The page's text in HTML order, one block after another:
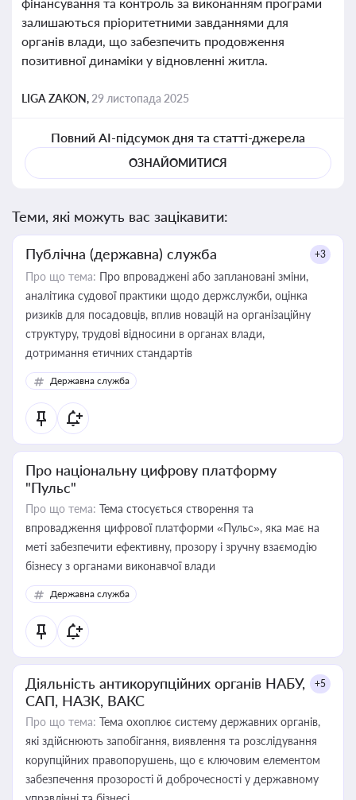
залишаються пріоритетними завданнями для
органів влади, що забезпечить продовження
позитивної динаміки у відновленні житла.
LIGA ZAKON, 29 листопада 2025
Повний AI-підсумок дня та статті-джерела
ОЗНАЙОМИТИСЯ
Теми, які можуть вас зацікавити:
Публічна (державна) служба +3
Про що тема: Про впроваджені або заплановані зміни,
аналітика судової практики щодо держслужби, оцінка
ризиків для посадовців, вплив новацій на організаційну
структуру, трудові відносини в органах влади,
дотримання етичних стандартів
Державна служба
Про національну цифрову платформу
"Пульс"
Про що тема: Тема стосується створення та
впровадження цифрової платформи «Пульс», яка має на
меті забезпечити ефективну, прозору і зручну взаємодію
бізнесу з органами виконавчої влади
Державна служба
Діяльність антикорупційних органів НАБУ,
САП, НАЗК, ВАКС
+5
Про що тема: Тема охоплює систему державних органів,
які здійснюють запобігання, виявлення та розслідування
корупційних правопорушень, що є ключовим елементом
забезпечення прозорості й доброчесності у державному